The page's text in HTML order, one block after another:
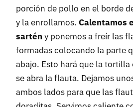
porción de pollo en el borde
y la enrollamos. Calentamos
sartén y ponemos a freír las
formadas colocando la parte
abajo. Esto hará que la tortilla
se abra la flauta. Dejamos
ambos lados para que las